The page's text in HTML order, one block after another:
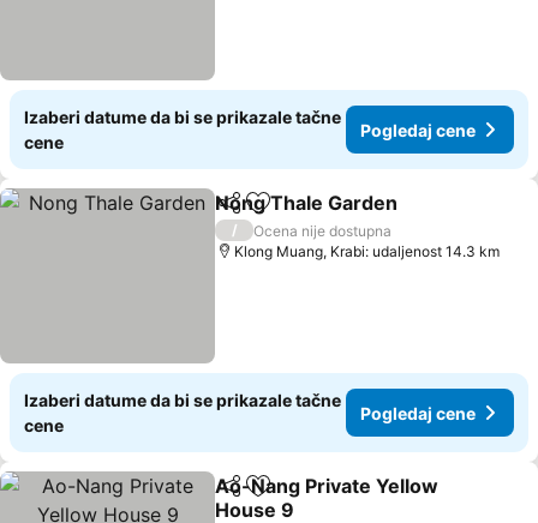
Izaberi datume da bi se prikazale tačne
cene
Pogledaj cene
Deli Dodati u favorite
Nong Thale Garden
/
Ocena nije dostupna
Klong Muang, Krabi: udaljenost 14.3 km
Izaberi datume da bi se prikazale tačne
cene
Pogledaj cene
Deli Dodati u favorite
Ao-Nang Private Yellow
House 9